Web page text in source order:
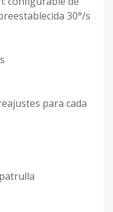
30°/s
para cada